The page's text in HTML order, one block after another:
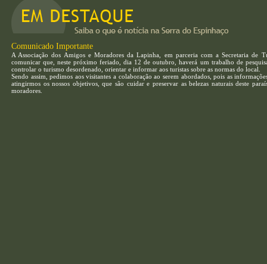
Comunicado Importante
A Associação dos Amigos e Moradores da Lapinha, em parceria com a Secretaria
comunicar que, neste próximo feriado, dia 12 de outubro, haverá um trabalho de
controlar o turismo desordenado, orientar e informar aos turistas sobre as normas do local.
Sendo assim, pedimos aos visitantes a colaboração ao serem abordados, pois as
atingirmos os nossos objetivos, que são cuidar e preservar as belezas naturais deste
moradores.